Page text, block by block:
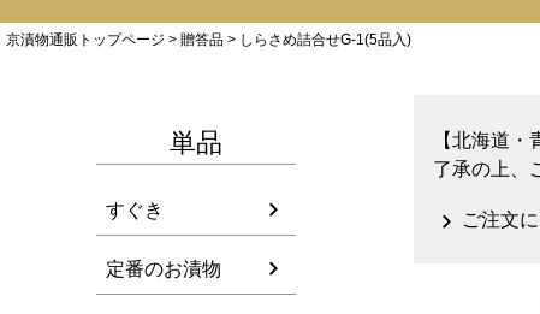
京漬物通販トップページ 贈答品 しらさめ詰合せG-1(5品入)
単品
すぐき
定番のお漬物
【北海道
了承の上、
ご注文